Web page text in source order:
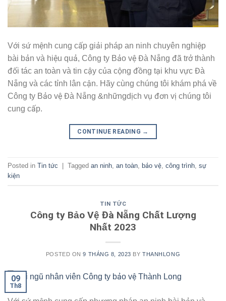
Với sứ mệnh cung cấp giải pháp an ninh chuyên nghiệp
bài bản và hiệu quả, Công ty Bảo vệ Đà Nẵng đã trở thành
đối tác an toàn và tin cậy của cộng đồng tại khu vực Đà
Nẵng và các tỉnh lân cận. Hãy cùng chúng tôi khám phá về
Công ty Bảo vệ Đà Nẵng &nhữngdịch vụ đơn vị chúng tôi
cung cấp.
CONTINUE READING →
Posted in Tin tức Tagged an ninh an toàn bảo vệ công trình sự
kiện
TIN TỨC
Công ty Bảo Vệ Đà Nẵng Chất Lượng
Nhất 2023
POSTED ON9 THÁNG 8, 2023 BYTHANHLONG
09
Th8